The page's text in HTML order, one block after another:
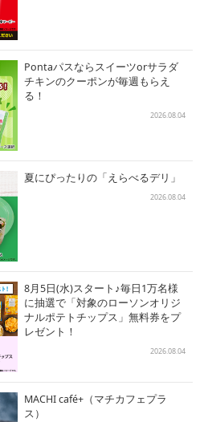
Pontaパスならスイーツorサラダ
チキンのクーポンが毎週もらえ
る！
2026.08.04
夏にぴったりの「えらべるデリ」
2026.08.04
8月5日(水)スタート♪毎日1万名様
に抽選で「対象のローソンオリジ
ナルポテトチップス」無料券をプ
レゼント！
2026.08.04
MACHI café+（マチカフェプラ
ス）